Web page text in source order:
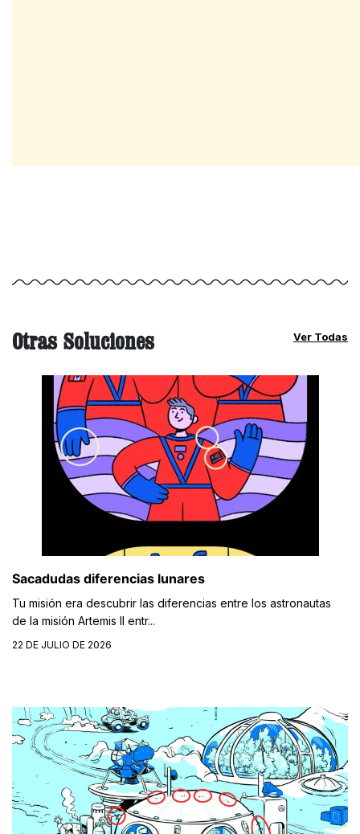
Otras Soluciones Ver Todas
Sacadudas diferencias lunares
Tu misión era descubrir las diferencias entre los astronautas
de la misión Artemis II entr...
22 DE JULIO DE 2026